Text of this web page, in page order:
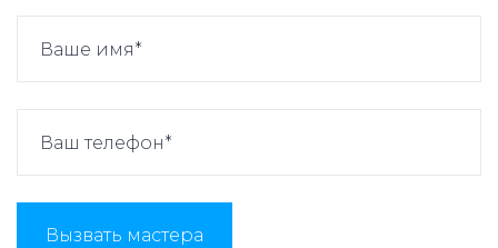
Вызвать мастера